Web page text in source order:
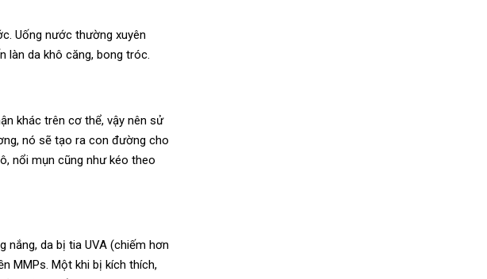
Uống nước thường xuyên
làn da khô căng, bong tróc.
khác trên cơ thể, vậy nên sử
nó sẽ tạo ra con đường cho
nổi mụn cũng như kéo theo
da bị tia UVA (chiếm hơn
MMPs. Một khi bị kích thích,